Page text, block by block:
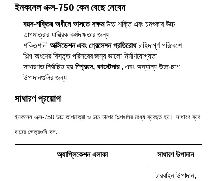
ইনকনেল এক্স-750 কেন বেছে নেবেন
বয়স-শক্তির অধীনে আসতে সক্ষমউচ্চ শক্তি এবং চমৎকার উচ্চ
তাপমাত্রার যান্ত্রিক কর্মদক্ষতার জন্য
শক্তিশালী অক্সিডেশন এবং গ্রেসেশন প্রতিরোধচাহিদাপূর্ণ পরিবেশে
শিল্প অংশের বিস্তৃত পরিসরের জন্য ভালো নির্মাণযোগ্যতা
সাধারণত নির্বাচিত হয় স্প্রিংস, ফাস্টেনার , এবং অন্যান্য উচ্চ-চাপ
উপাদানগুলির জন্য
সাধারণ প্রয়োগ
ইনকনেল এক্স-750 উচ্চ তাপমাত্রা ও উচ্চ চাপের শিল্পগুলির মধ্যে ব্যবহৃত হয়। সাধারণ ব্যব
হারের ক্ষেত্রগুলি হল:
অ্যাপ্লিকেশন এলাকা সাধারণ উপাদান
টারবাইন উপাদান,